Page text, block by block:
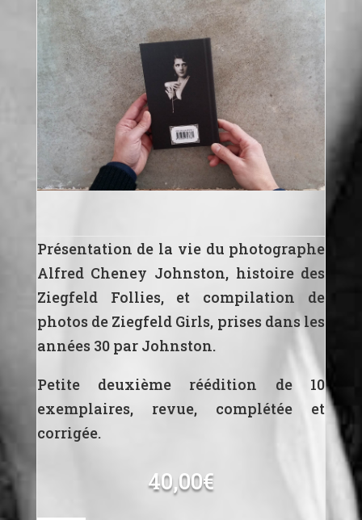
Présentation de la vie du photographe
Alfred Cheney Johnston, histoire des
Ziegfeld Follies, et compilation de
photos de Ziegfeld Girls, prises dans les
années 30 par Johnston.
Petite deuxième réédition de 10
exemplaires, revue, complétée et
corrigée.
40,00€